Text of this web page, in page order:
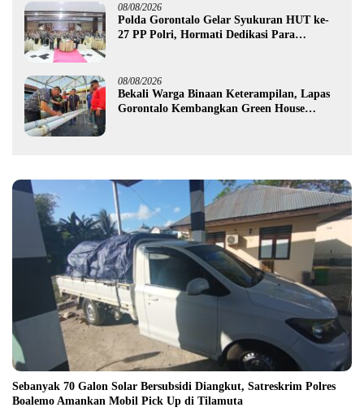
08/08/2026
Polda Gorontalo Gelar Syukuran HUT ke-
27 PP Polri, Hormati Dedikasi Para
08/08/2026
Bekali Warga Binaan Keterampilan, Lapas
Gorontalo Kembangkan Green House
Sebanyak 70 Galon Solar Bersubsidi Diangkut, Satreskrim Polres
Boalemo Amankan Mobil Pick Up di Tilamuta